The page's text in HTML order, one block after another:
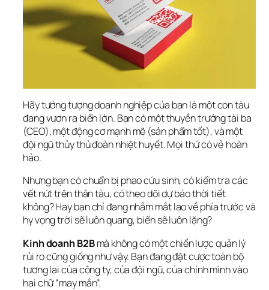
Hãy tưởng tượng doanh nghiệp của bạn là một con tàu
đang vươn ra biển lớn. Bạn có một thuyền trưởng tài ba
(CEO), một động cơ mạnh mẽ (sản phẩm tốt), và một
đội ngũ thủy thủ đoàn nhiệt huyết. Mọi thứ có vẻ hoàn
hảo.
Nhưng bạn có chuẩn bị phao cứu sinh, có kiểm tra các
vết nứt trên thân tàu, có theo dõi dự báo thời tiết
không? Hay bạn chỉ đang nhắm mắt lao về phía trước và
hy vọng trời sẽ luôn quang, biển sẽ luôn lặng?
Kinh doanh B2B mà không có một chiến lược quản lý
rủi ro cũng giống như vậy. Bạn đang đặt cược toàn bộ
tương lai của công ty, của đội ngũ, của chính mình vào
hai chữ “may mắn”.